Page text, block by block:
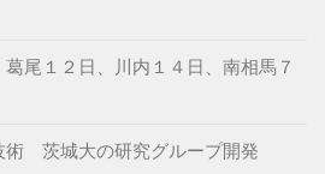
尾１２日、川内１４日、南相馬７
術 茨城大の研究グループ開発